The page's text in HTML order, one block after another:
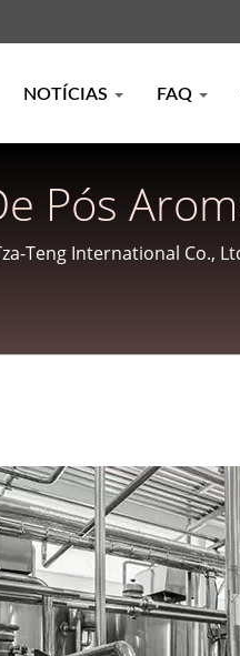
NOTÍCIAS FAQ
Pós
A
Teng International Co.,